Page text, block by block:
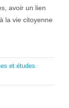
avoir un lien
la vie citoyenne
et études